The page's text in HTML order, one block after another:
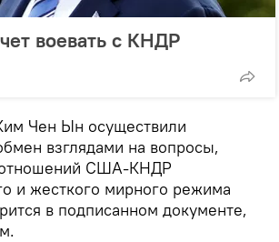
воевать с КНДР
Чен Ын осуществили
взглядами на вопросы,
отношений США-КНДР
и жесткого мирного режима
в подписанном документе,